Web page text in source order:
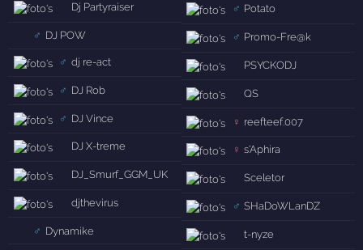
Dj Partyraiser
♂ DJ POW
♂ dj re-act
♂ DJ Rob
♂ DJ Vince
DJ X-treme
DJ_Smurf_GGM_UK
djthevirus
♂ Dynamike
♂ Potato
♂ Promo-Fre@k
PSYCKODJ
QS
♀ reefteef.007
♀ s'Aphira
Sceletor
♂ SHaDoWLanDZ
t-nyze